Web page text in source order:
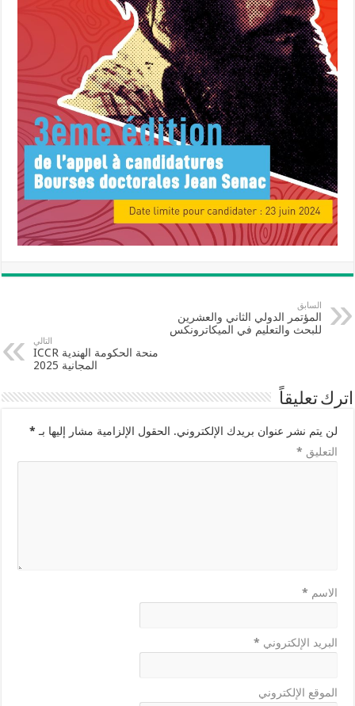
السابق
المؤتمر الدولي الثاني والعشرين
للبحث والتعليم في الميكاترونكس
التالي
منحة الحكومة الهندية ICCR
المجانية 2025
اترك تعليقاً
لن يتم نشر عنوان بريدك الإلكتروني. الحقول الإلزامية مشار إليها بـ *
التعليق *
الاسم *
البريد الإلكتروني *
الموقع الإلكتروني